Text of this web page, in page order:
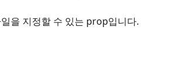
을 지정할 수 있는 prop입니다.